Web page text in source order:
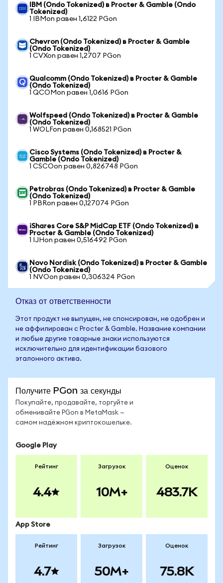
IBM (Ondo Tokenized) в Procter & Gamble (Ondo
Tokenized)
1 IBMon равен 1,6122 PGon
Chevron (Ondo Tokenized) в Procter & Gamble
(Ondo Tokenized)
1 CVXon равен 1,2707 PGon
Qualcomm (Ondo Tokenized) в Procter & Gamble
(Ondo Tokenized)
1 QCOMon равен 1,0616 PGon
Wolfspeed (Ondo Tokenized) в Procter & Gamble
(Ondo Tokenized)
1 WOLFon равен 0,168521 PGon
Cisco Systems (Ondo Tokenized) в Procter &
Gamble (Ondo Tokenized)
1 CSCOon равен 0,826748 PGon
Petrobras (Ondo Tokenized) в Procter & Gamble
(Ondo Tokenized)
1 PBRon равен 0,127074 PGon
iShares Core S&P MidCap ETF (Ondo Tokenized) в
Procter & Gamble (Ondo Tokenized)
1 IJHon равен 0,516492 PGon
Novo Nordisk (Ondo Tokenized) в Procter & Gamble
(Ondo Tokenized)
1 NVOon равен 0,306324 PGon
Отказ от ответственности
Этот продукт не выпущен, не спонсирован, не одобрен и
не аффилирован с Procter & Gamble. Название компании
и любые другие товарные знаки используются
исключительно для идентификации базового
эталонного актива.
Получите PGon за секунды
Покупайте, продавайте, торгуйте и
обменивайте PGon в MetaMask —
самом надёжном криптокошельке.
Google Play
Рейтинг
4.4
Загрузок
10M+
Оценок
483.7K
App Store
Рейтинг
4.7
Загрузок
50M+
Оценок
75.8K